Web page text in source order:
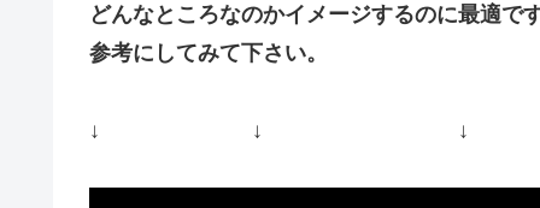
どんなところなのかイメージするのに最適で
参考にしてみて下さい。
↓ ↓ ↓